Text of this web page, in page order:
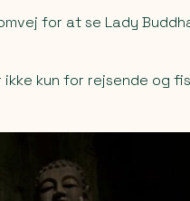
for at se Lady
kun for rejsende og